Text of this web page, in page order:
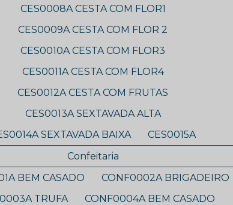
CES0008A CESTA COM FLOR1
CES0009A CESTA COM FLOR 2
CES0010A CESTA COM FLOR3
CES0011A CESTA COM FLOR4
CES0012A CESTA COM FRUTAS
CES0013A SEXTAVADA ALTA
SEXTAVADA BAIXA
CES0015A
Confeitaria
BEM CASADO
CONF0002A BRIGADEIRO
TRUFA
CONF0004A BEM CASADO